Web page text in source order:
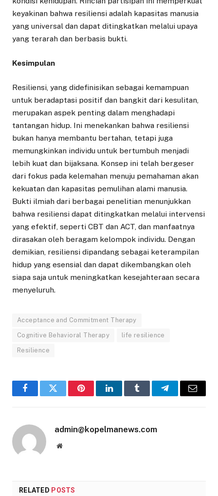
keyakinan bahwa resiliensi adalah kapasitas manusia
yang universal dan dapat ditingkatkan melalui upaya
yang terarah dan berbasis bukti.
Kesimpulan
Resiliensi, yang didefinisikan sebagai kemampuan
untuk beradaptasi positif dan bangkit dari kesulitan,
merupakan aspek penting dalam menghadapi
tantangan hidup. Ini menekankan bahwa resiliensi
bukan hanya membantu bertahan, tetapi juga
memungkinkan individu untuk bertumbuh menjadi
lebih kuat dan bijaksana. Konsep ini telah bergeser
dari fokus pada kelemahan menuju pemahaman akan
kekuatan dan kapasitas pemulihan alami manusia.
Bukti ilmiah dari berbagai penelitian menunjukkan
bahwa resiliensi dapat ditingkatkan melalui intervensi
yang efektif, seperti CBT dan ACT, dan manfaatnya
dirasakan oleh beragam kelompok individu. Dengan
demikian, resiliensi dipandang sebagai keterampilan
hidup yang esensial dan dapat dikembangkan oleh
siapa saja untuk meningkatkan kesejahteraan secara
menyeluruh.
Acceptance and Commitment Therapy
Cognitive Behavioral Therapy life resilience
Resilience
FacebookTwitter PinterestLinkedInTumblr TelegramEmail
admin@kopelmanews.com
Website
RELATED POSTS